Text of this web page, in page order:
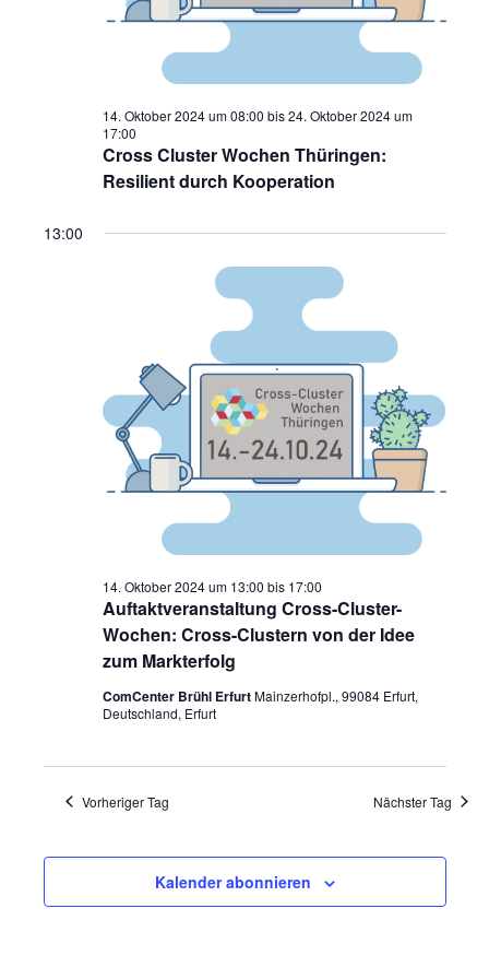
Cross Cluster Wochen Thüringen:
Resilient durch Kooperation
14. Oktober 2024 um 08:00 bis24. Oktober 2024 um
17:00
13:00
Auftaktveranstaltung Cross-Cluster-
Wochen: Cross-Clustern von der Idee
zum Markterfolg
14. Oktober 2024 um 13:00 bis 17:00
ComCenter Brühl ErfurtMainzerhofpl., 99084 Erfurt,
Deutschland, Erfurt
Vorheriger Tag Nächster Tag
Kalender abonnieren